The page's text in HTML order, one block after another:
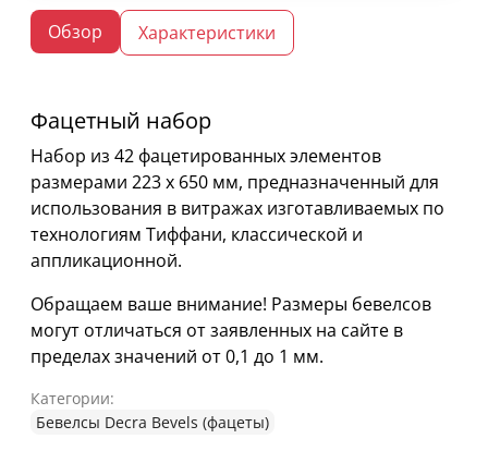
Обзор Характеристики
Фацетный набор
Набор из 42 фацетированных элементов
размерами 223 х 650 мм, предназначенный для
использования в витражах изготавливаемых по
технологиям Тиффани, классической и
аппликационной.
Обращаем ваше внимание! Размеры бевелсов
могут отличаться от заявленных на сайте в
пределах значений от 0,1 до 1 мм.
Категории:
Бевелсы Decra Bevels (фацеты)